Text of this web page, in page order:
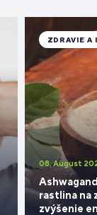
08. August
rastlina na
zvýšenie
ZDRAVIE A